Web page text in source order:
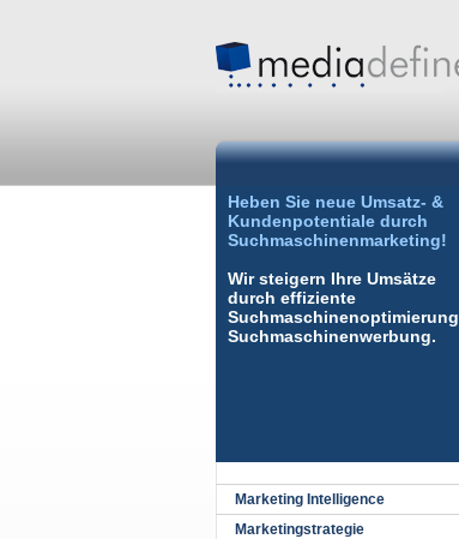
Marketing Intelligence
Marketingstrategie
Heben Sie neue Umsatz- &
Kundenpotentiale durch
Suchmaschinenmarketing!
Wir steigern Ihre Umsätze
durch effiziente
Suchmaschinenoptimierung
Suchmaschinenwerbung.